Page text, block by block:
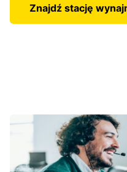
Znajdź stację